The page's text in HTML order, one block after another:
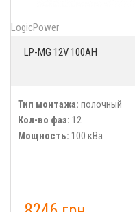
LogicPower
LP-MG 12V 100AH
Тип монтажа: полочный
Кол-во фаз: 12
Мощность: 100 кВа